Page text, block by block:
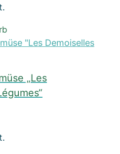
„Les